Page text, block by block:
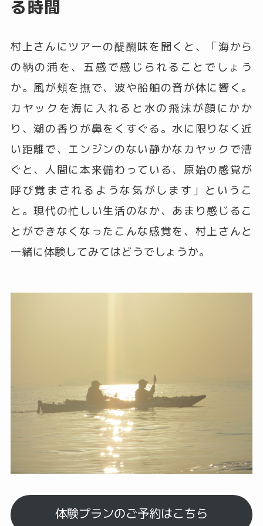
る時間
村上さんにツアーの醍醐味を聞くと、「海から
の鞆の浦を、五感で感じられることでしょう
か。風が頬を撫で、波や船舶の音が体に響く。
カヤックを海に入れると水の飛沫が顔にかか
り、潮の香りが鼻をくすぐる。水に限りなく近
い距離で、エンジンのない静かなカヤックで漕
ぐと、人間に本来備わっている、原始の感覚が
呼び覚まされるような気がします」というこ
と。現代の忙しい生活のなか、あまり感じるこ
とができなくなったこんな感覚を、村上さんと
一緒に体験してみてはどうでしょうか。
体験プランのご予約はこちら